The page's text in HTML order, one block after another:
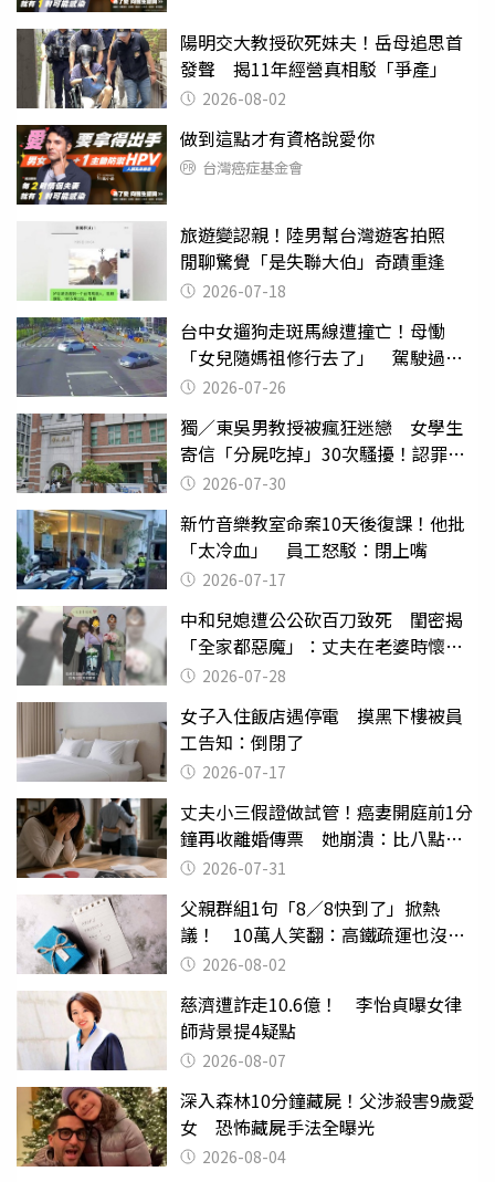
陽明交大教授砍死妹夫！岳母追思首
發聲 揭11年經營真相駁「爭產」
2026-08-02
做到這點才有資格說愛你
台灣癌症基金會
旅遊變認親！陸男幫台灣遊客拍照
閒聊驚覺「是失聯大伯」奇蹟重逢
2026-07-18
台中女遛狗走斑馬線遭撞亡！母慟
「女兒隨媽祖修行去了」 駕駛過失
致死判9月
2026-07-26
獨／東吳男教授被瘋狂迷戀 女學生
寄信「分屍吃掉」30次騷擾！認罪免
關 2026-07-30
新竹音樂教室命案10天後復課！他批
「太冷血」 員工怒駁：閉上嘴
2026-07-17
中和兒媳遭公公砍百刀致死 閨密揭
「全家都惡魔」：丈夫在老婆時懷孕
摔東西
2026-07-28
女子入住飯店遇停電 摸黑下樓被員
工告知：倒閉了
2026-07-17
丈夫小三假證做試管！癌妻開庭前1分
鐘再收離婚傳票 她崩潰：比八點檔
還扯2026-07-31
父親群組1句「8／8快到了」掀熱
議！ 10萬人笑翻：高鐵疏運也沒列
父親節
2026-08-02
慈濟遭詐走10.6億！ 李怡貞曝女律
師背景提4疑點
2026-08-07
深入森林10分鐘藏屍！父涉殺害9歲愛
女 恐怖藏屍手法全曝光
2026-08-04